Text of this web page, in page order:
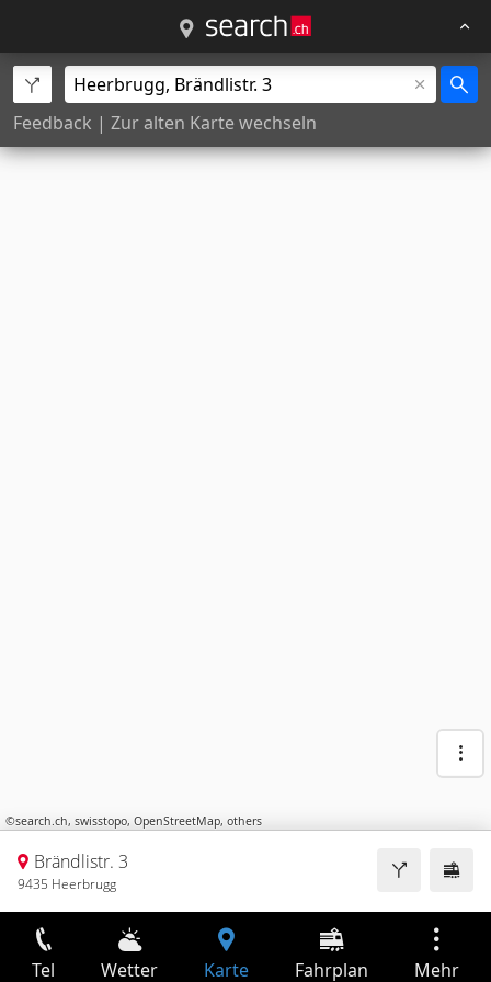
Feedback | Zur alten Karte wechseln
©search.ch, swisstopo, OpenStreetMap, others
Brändlistr. 3
9435 Heerbrugg
Tel Wetter Karte Fahrplan Mehr